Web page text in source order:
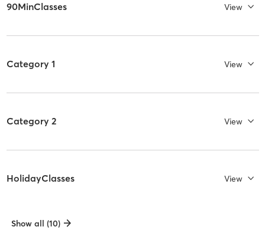
90MinClasses View
Category 1 View
Category 2 View
HolidayClasses View
Show all (10)